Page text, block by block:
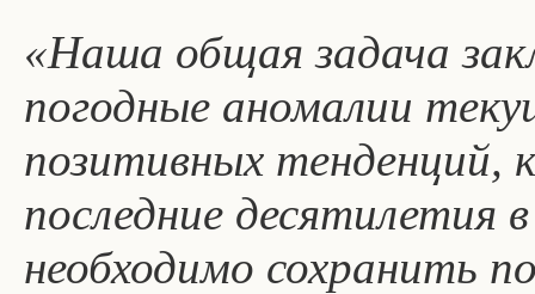
«Наша общая задача
погодные аномалии
позитивных тенденций,
последние десятилетия
необходимо сохранить